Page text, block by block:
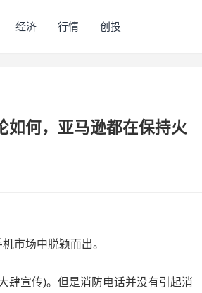
经济 行情 创投
如何，亚马逊都在保持火
市场中脱颖而出。
肆宣传)。但是消防电话并没有引起消